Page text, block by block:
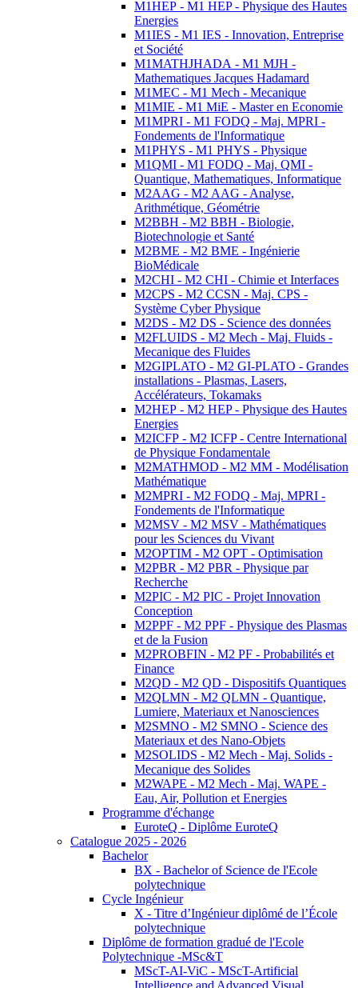
M1HEP - M1 HEP - Physique des Hautes
Energies
M1IES - M1 IES - Innovation, Entreprise
et Société
M1MATHJHADA - M1 MJH -
Mathematiques Jacques Hadamard
M1MEC - M1 Mech - Mecanique
M1MIE - M1 MiE - Master en Economie
M1MPRI - M1 FODQ - Maj. MPRI -
Fondements de l'Informatique
M1PHYS - M1 PHYS - Physique
M1QMI - M1 FODQ - Maj. QMI -
Quantique, Mathematiques, Informatique
M2AAG - M2 AAG - Analyse,
Arithmétique, Géométrie
M2BBH - M2 BBH - Biologie,
Biotechnologie et Santé
M2BME - M2 BME - Ingénierie
BioMédicale
M2CHI - M2 CHI - Chimie et Interfaces
M2CPS - M2 CCSN - Maj. CPS -
Système Cyber Physique
M2DS - M2 DS - Science des données
M2FLUIDS - M2 Mech - Maj. Fluids -
Mecanique des Fluides
M2GIPLATO - M2 GI-PLATO - Grandes
installations - Plasmas, Lasers,
Accélérateurs, Tokamaks
M2HEP - M2 HEP - Physique des Hautes
Energies
M2ICFP - M2 ICFP - Centre International
de Physique Fondamentale
M2MATHMOD - M2 MM - Modélisation
Mathématique
M2MPRI - M2 FODQ - Maj. MPRI -
Fondements de l'Informatique
M2MSV - M2 MSV - Mathématiques
pour les Sciences du Vivant
M2OPTIM - M2 OPT - Optimisation
M2PBR - M2 PBR - Physique par
Recherche
M2PIC - M2 PIC - Projet Innovation
Conception
M2PPF - M2 PPF - Physique des Plasmas
et de la Fusion
M2PROBFIN - M2 PF - Probabilités et
Finance
M2QD - M2 QD - Dispositifs Quantiques
M2QLMN - M2 QLMN - Quantique,
Lumiere, Materiaux et Nanosciences
M2SMNO - M2 SMNO - Science des
Materiaux et des Nano-Objets
M2SOLIDS - M2 Mech - Maj. Solids -
Mecanique des Solides
M2WAPE - M2 Mech - Maj. WAPE -
Eau, Air, Pollution et Energies
Programme d'échange
EuroteQ - Diplôme EuroteQ
Catalogue 2025 - 2026
Bachelor
BX - Bachelor of Science de l'Ecole
polytechnique
Cycle Ingénieur
X - Titre d’Ingénieur diplômé de l’École
polytechnique
Diplôme de formation gradué de l'Ecole
Polytechnique -MSc&T
MScT-AI-ViC - MScT-Artificial
Intelligence and Advanced Visual